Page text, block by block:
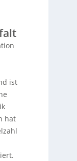
ist
hat